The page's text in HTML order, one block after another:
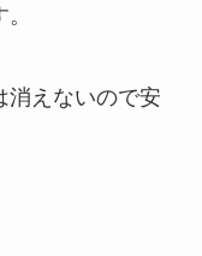
消えないので安